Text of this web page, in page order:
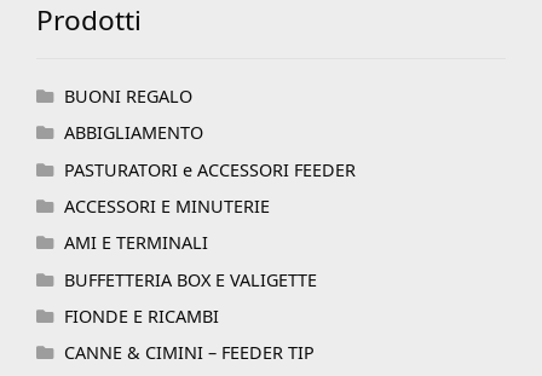
Prodotti
BUONI REGALO
ABBIGLIAMENTO
PASTURATORI e ACCESSORI FEEDER
ACCESSORI E MINUTERIE
AMI E TERMINALI
BUFFETTERIA BOX E VALIGETTE
FIONDE E RICAMBI
CANNE & CIMINI – FEEDER TIP